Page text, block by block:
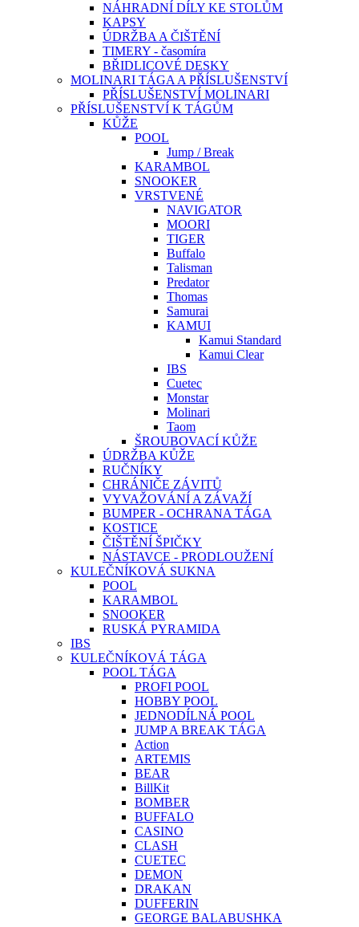
NÁHRADNÍ DÍLY KE STOLŮM
KAPSY
ÚDRŽBA A ČIŠTĚNÍ
TIMERY - časomíra
BŘIDLICOVÉ DESKY
MOLINARI TÁGA A PŘÍSLUŠENSTVÍ
PŘÍSLUŠENSTVÍ MOLINARI
PŘÍSLUŠENSTVÍ K TÁGŮM
KŮŽE
POOL
Jump / Break
KARAMBOL
SNOOKER
VRSTVENÉ
NAVIGATOR
MOORI
TIGER
Buffalo
Talisman
Predator
Thomas
Samurai
KAMUI
Kamui Standard
Kamui Clear
IBS
Cuetec
Monstar
Molinari
Taom
ŠROUBOVACÍ KŮŽE
ÚDRŽBA KŮŽE
RUČNÍKY
CHRÁNIČE ZÁVITŮ
VYVAŽOVÁNÍ A ZÁVAŽÍ
BUMPER - OCHRANA TÁGA
KOSTICE
ČIŠTĚNÍ ŠPIČKY
NÁSTAVCE - PRODLOUŽENÍ
KULEČNÍKOVÁ SUKNA
POOL
KARAMBOL
SNOOKER
RUSKÁ PYRAMIDA
IBS
KULEČNÍKOVÁ TÁGA
POOL TÁGA
PROFI POOL
HOBBY POOL
JEDNODÍLNÁ POOL
JUMP A BREAK TÁGA
Action
ARTEMIS
BEAR
BillKit
BOMBER
BUFFALO
CASINO
CLASH
CUETEC
DEMON
DRAKAN
DUFFERIN
GEORGE BALABUSHKA